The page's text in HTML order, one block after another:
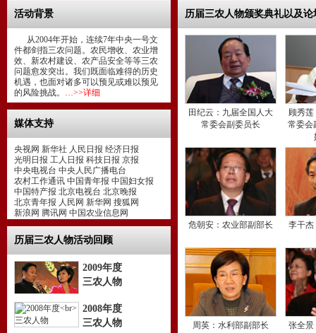
活动背景
从2004年开始，连续7年中央一号文
件都剑指三农问题。农民增收、农业增
效、新农村建设、农产品安全等等三农
问题愈发突出。我们既面临难得的历史
机遇，也面对诸多可以预见或难以预见
的风险挑战。 …>>详细
媒体支持
央视网 新华社 人民日报 经济日报
光明日报 工人日报 科技日报 京报
中央电视台 中央人民广播电台
农村工作通讯 中国青年报 中国妇女报
中国特产报 北京电视台 北京晚报
北京青年报 人民网 新华网 搜狐网
新浪网 腾讯网 中国农业信息网
历届三农人物活动回顾
2009年度
三农人物
2008年度
三农人物
历届三农人物颁奖典礼以及
田纪云：九届全国人大
常委会副委员长
顾秀莲
常委会
危朝安：农业部副部长 李干杰
周英：水利部副部长 张全景